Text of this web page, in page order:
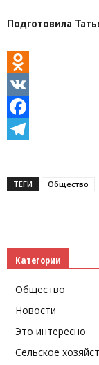
Подготовила
Odnoklassniki
VK
Facebook
ТЕГИ Общество
Категории
Общество
Новости
Это интересно
Сельское